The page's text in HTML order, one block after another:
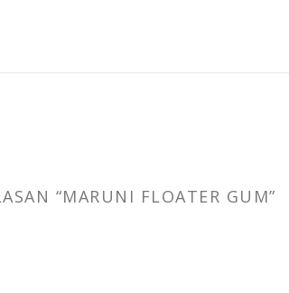
“MARUNI FLOATER GUM”